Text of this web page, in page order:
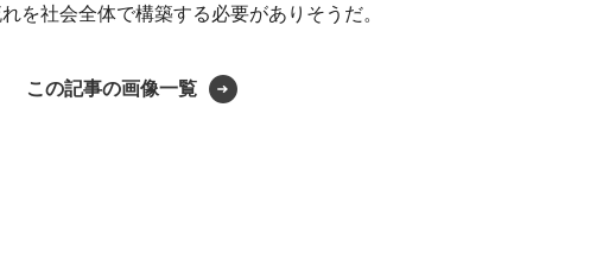
を社会全体で構築する必要がありそうだ。
この記事の画像一覧